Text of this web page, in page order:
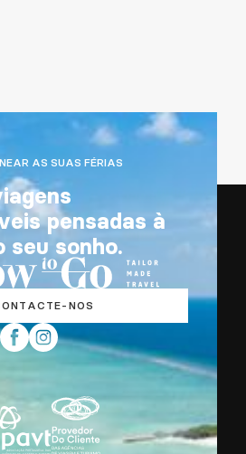
AS SUAS FÉRIAS
pensadas à
seu sonho.
NOS